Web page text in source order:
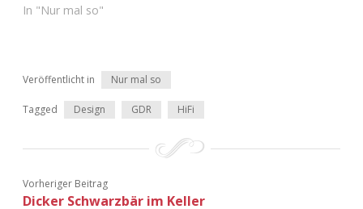
In "Nur mal so"
Veröffentlicht in Nur mal so
Tagged Design GDR HiFi
Vorheriger Beitrag
Dicker Schwarzbär im Keller